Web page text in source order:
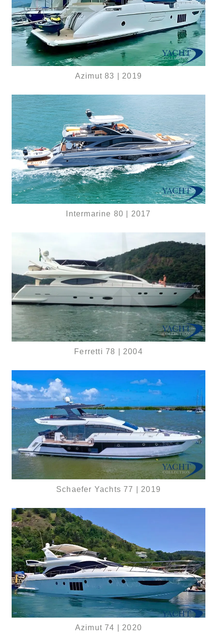
Azimut 83 | 2019
Intermarine 80 | 2017
Ferretti 78 | 2004
Schaefer Yachts 77 | 2019
Azimut 74 | 2020